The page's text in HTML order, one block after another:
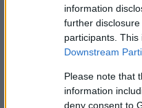
information
further
participants.
Downstream
Please note that
information
deny consent to